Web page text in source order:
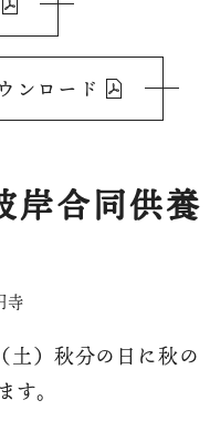
ンロード
岸合同供養
寺
土）秋分の日に秋の
。